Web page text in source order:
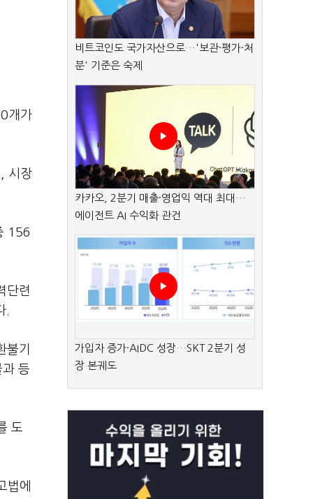
개가
시장
156
단련
.
기
등
도
법에
비트코인도 국가자산으로…'보관·평가·처
분' 기준은 숙제
카카오, 2분기 매출·영업익 역대 최대…
에이전트 AI 수익화 관건
가입자 증가·AIDC 성장…SKT 2분기 성
장 본궤도